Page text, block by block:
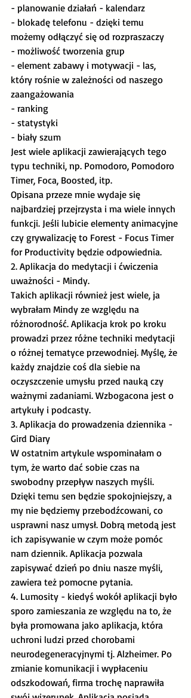
- planowanie działań - kalendarz
- blokadę telefonu - dzięki temu
możemy odłączyć się od rozpraszaczy
- możliwość tworzenia grup
- element zabawy i motywacji - las,
który rośnie w zależności od naszego
zaangażowania
- ranking
- statystyki
- biały szum
Jest wiele aplikacji zawierających tego
typu techniki, np. Pomodoro, Pomodoro
Timer, Foca, Boosted, itp.
Opisana przeze mnie wydaje się
najbardziej przejrzysta i ma wiele innych
funkcji. Jeśli lubicie elementy animacyjne
czy grywalizację to Forest - Focus Timer
for Productivity będzie odpowiednia.
2. Aplikacja do medytacji i ćwiczenia
uważności - Mindy.
Takich aplikacji również jest wiele, ja
wybrałam Mindy ze względu na
różnorodność. Aplikacja krok po kroku
prowadzi przez różne techniki medytacji
o różnej tematyce przewodniej. Myślę, że
każdy znajdzie coś dla siebie na
oczyszczenie umysłu przed nauką czy
ważnymi zadaniami. Wzbogacona jest o
artykuły i podcasty.
3. Aplikacja do prowadzenia dziennika -
Gird Diary
W ostatnim artykule wspominałam o
tym, że warto dać sobie czas na
swobodny przepływ naszych myśli.
Dzięki temu sen będzie spokojniejszy, a
my nie będziemy przebodźcowani, co
usprawni nasz umysł. Dobrą metodą jest
ich zapisywanie w czym może pomóc
nam dziennik. Aplikacja pozwala
zapisywać dzień po dniu nasze myśli,
zawiera też pomocne pytania.
4. Lumosity - kiedyś wokół aplikacji było
sporo zamieszania ze względu na to, że
była promowana jako aplikacja, która
uchroni ludzi przed chorobami
neurodegeneracyjnymi tj. Alzheimer. Po
zmianie komunikacji i wypłaceniu
odszkodowań, firma trochę naprawiła